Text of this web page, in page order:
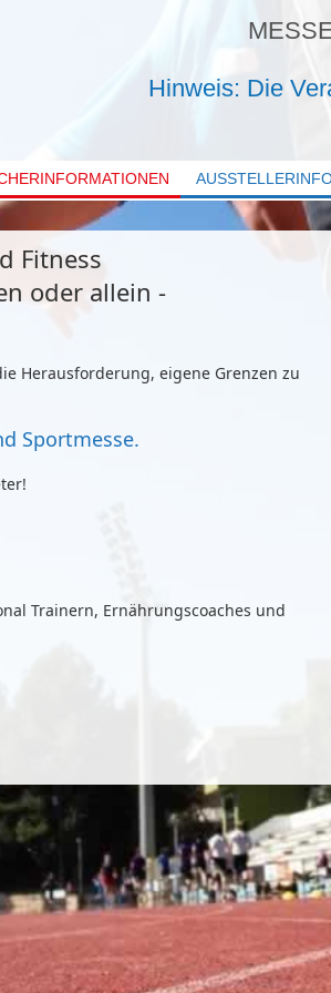
Hinweis: Die
Fitness
oder allein -
Herausforderung, eigene Grenzen zu
Sportmesse.
Trainern, Ernährungscoaches und